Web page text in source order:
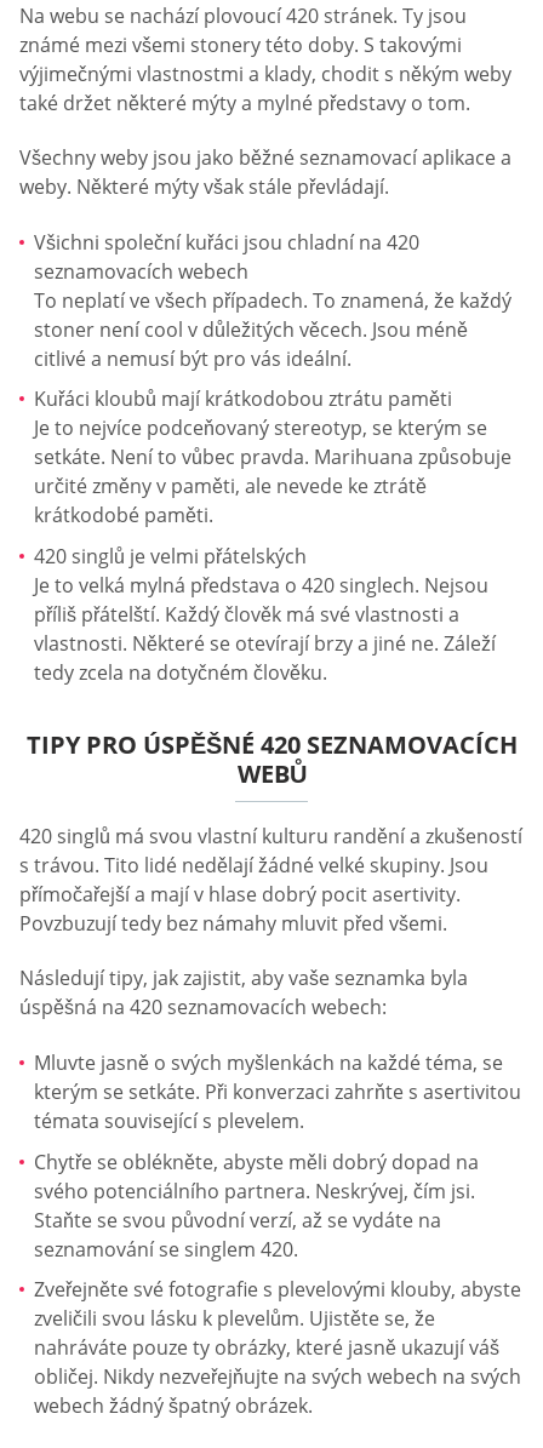
Na webu se nachází plovoucí 420 stránek. Ty jsou
známé mezi všemi stonery této doby. S takovými
výjimečnými vlastnostmi a klady, chodit s někým weby
také držet některé mýty a mylné představy o tom.
Všechny weby jsou jako běžné seznamovací aplikace a
weby. Některé mýty však stále převládají.
Všichni společní kuřáci jsou chladní na 420
seznamovacích webech
To neplatí ve všech případech. To znamená, že každý
stoner není cool v důležitých věcech. Jsou méně
citlivé a nemusí být pro vás ideální.
Kuřáci kloubů mají krátkodobou ztrátu paměti
Je to nejvíce podceňovaný stereotyp, se kterým se
setkáte. Není to vůbec pravda. Marihuana způsobuje
určité změny v paměti, ale nevede ke ztrátě
krátkodobé paměti.
420 singlů je velmi přátelských
Je to velká mylná představa o 420 singlech. Nejsou
příliš přátelští. Každý člověk má své vlastnosti a
vlastnosti. Některé se otevírají brzy a jiné ne. Záleží
tedy zcela na dotyčném člověku.
TIPY PRO ÚSPĚŠNÉ 420 SEZNAMOVACÍCH
WEBŮ
420 singlů má svou vlastní kulturu randění a zkušeností
s trávou. Tito lidé nedělají žádné velké skupiny. Jsou
přímočařejší a mají v hlase dobrý pocit asertivity.
Povzbuzují tedy bez námahy mluvit před všemi.
Následují tipy, jak zajistit, aby vaše seznamka byla
úspěšná na 420 seznamovacích webech:
Mluvte jasně o svých myšlenkách na každé téma, se
kterým se setkáte. Při konverzaci zahrňte s asertivitou
témata související s plevelem.
Chytře se oblékněte, abyste měli dobrý dopad na
svého potenciálního partnera. Neskrývej, čím jsi.
Staňte se svou původní verzí, až se vydáte na
seznamování se singlem 420.
Zveřejněte své fotografie s plevelovými klouby, abyste
zveličili svou lásku k plevelům. Ujistěte se, že
nahráváte pouze ty obrázky, které jasně ukazují váš
obličej. Nikdy nezveřejňujte na svých webech na svých
webech žádný špatný obrázek.